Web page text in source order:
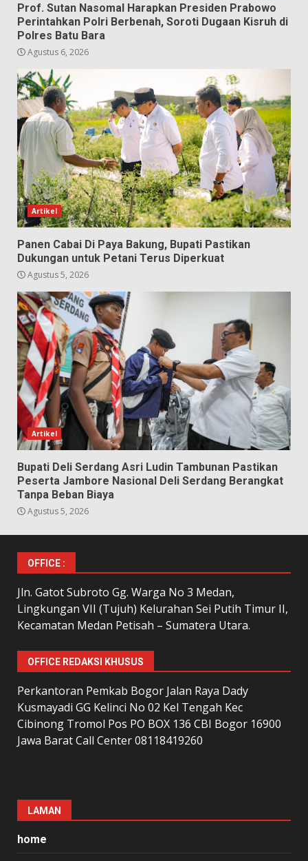
Prof. Sutan Nasomal Harapkan Presiden Prabowo
Perintahkan Polri Berbenah, Soroti Dugaan Kisruh di
Polres Batu Bara
Agustus 6, 2026
Artikel
Panen Cabai Di Paya Bakung, Bupati Pastikan
Dukungan untuk Petani Terus Diperkuat
Agustus 5, 2026
Artikel
Bupati Deli Serdang Asri Ludin Tambunan Pastikan
Peserta Jambore Nasional Deli Serdang Berangkat
Tanpa Beban Biaya
Agustus 5, 2026
OFFICE :
Jln. Gatot Subroto Gg. Warga No 3 Medan,
Lingkungan VII (Tujuh) Kelurahan Sei Putih Timur II,
Kecamatan Medan Petisah – Sumatera Utara.
OFFICE REDAKSI KHUSUS
Perkantoran Pemkab Bogor Jalan Raya Dady
Kusmayadi GG Kelinci No 02 Kel Tengah Kec
Cibinong Tromol Pos PO BOX 136 CBI Bogor 16900
Jawa Barat Call Center 08118419260
LAMAN
home